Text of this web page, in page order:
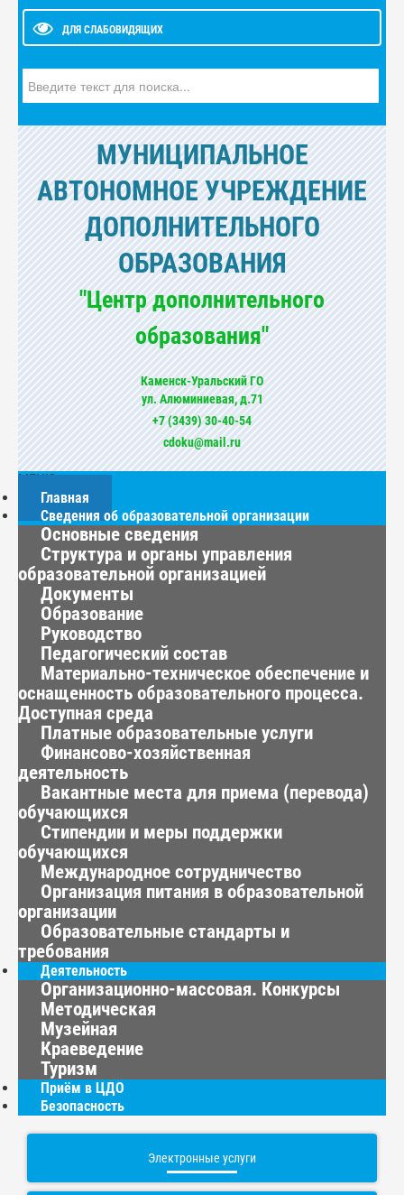
ДЛЯ СЛАБОВИДЯЩИХ
МУНИЦИПАЛЬНОЕ
АВТОНОМНОЕ УЧРЕЖДЕНИЕ
ДОПОЛНИТЕЛЬНОГО
ОБРАЗОВАНИЯ
"Центр дополнительного
образования"
Каменск-Уральский ГО
ул. Алюминиевая, д.71
+7 (3439) 30-40-54
cdoku@mail.ru
МЕНЮ
Главная
Сведения об образовательной организации
Основные сведения
Структура и органы управления
образовательной организацией
Документы
Образование
Руководство
Педагогический состав
Материально-техническое обеспечение и
оснащенность образовательного процесса.
Доступная среда
Платные образовательные услуги
Финансово-хозяйственная
деятельность
Вакантные места для приема (перевода)
обучающихся
Стипендии и меры поддержки
обучающихся
Международное сотрудничество
Организация питания в образовательной
организации
Образовательные стандарты и
требования
Деятельность
Организационно-массовая. Конкурсы
Методическая
Музейная
Краеведение
Туризм
Приём в ЦДО
Безопасность
Электронные услуги